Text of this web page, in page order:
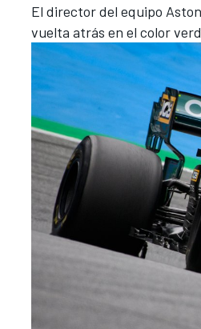
WRC
El director del equipo
vuelta atrás en el color